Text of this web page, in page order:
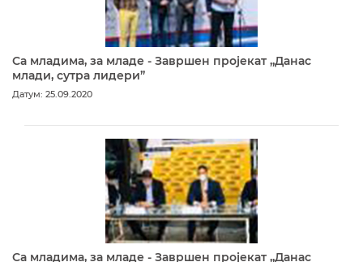
Са младима, за младе - Завршен пројекат „Данас
млади, сутра лидери”
Датум: 25.09.2020
Са младима, за младе - Завршен пројекат „Данас